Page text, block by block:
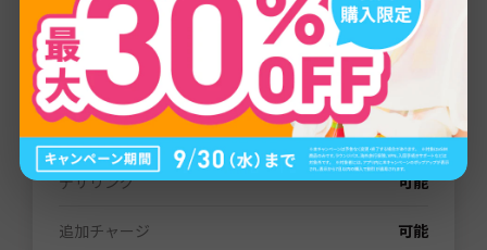
通信量 1GB/ 3GB /5GB 10GB/15GB 20GB/30GB/
80GB
有効期間 3日間 7日間 / 15日間/31日間 /60日間
電話番号（SMS） なし
デザリング 可能
追加チャージ 可能